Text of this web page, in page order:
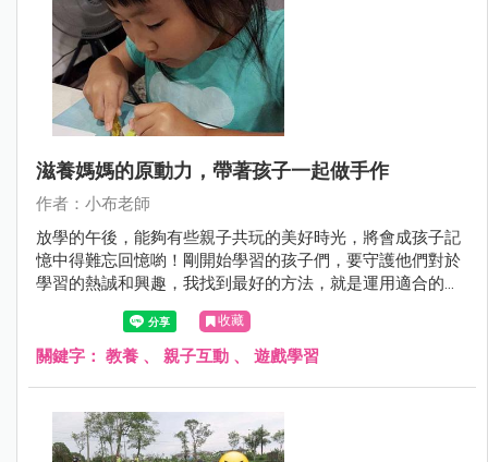
滋養媽媽的原動力，帶著孩子一起做手作
作者：小布老師
放學的午後，能夠有些親子共玩的美好時光，將會成孩子記
憶中得難忘回憶喲！剛開始學習的孩子們，要守護他們對於
學習的熱誠和興趣，我找到最好的方法，就是運用適合的方
法和節奏閱讀與練習，也需要適度的放鬆和啟發創意腦袋的
連結，這樣的小幸福，也是滋養媽媽我的原動力呢！
收藏
關鍵字： 教養 、 親子互動 、 遊戲學習